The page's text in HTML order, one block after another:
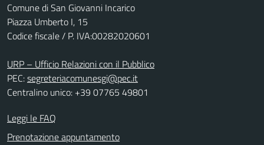
Comune di San Giovanni Incarico
Piazza Umberto I, 15
Codice fiscale / P. IVA:00282020601
URP – Ufficio Relazioni con il Pubblico
PEC:segreteriacomunesgi@pec.it
Centralino unico: +39 07765 49801
Leggi le FAQ
Prenotazione appuntamento